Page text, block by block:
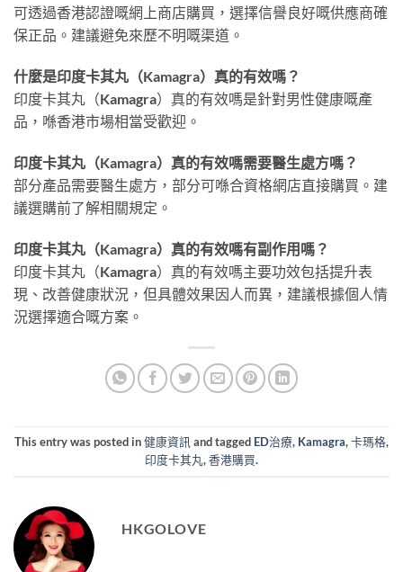
可透過香港認證嘅網上商店購買，選擇信譽良好嘅供應商確
保正品。建議避免來歷不明嘅渠道。
什麼是印度卡其丸（Kamagra）真的有效嗎？
印度卡其丸（Kamagra）真的有效嗎是針對男性健康嘅產
品，喺香港市場相當受歡迎。
印度卡其丸（Kamagra）真的有效嗎需要醫生處方嗎？
部分產品需要醫生處方，部分可喺合資格網店直接購買。建
議選購前了解相關規定。
印度卡其丸（Kamagra）真的有效嗎有副作用嗎？
印度卡其丸（Kamagra）真的有效嗎主要功效包括提升表
現、改善健康狀況，但具體效果因人而異，建議根據個人情
況選擇適合嘅方案。
This entry was posted in健康資訊 and tagged ED治療, Kamagra,卡瑪格,
印度卡其丸,香港購買.
HKGOLOVE